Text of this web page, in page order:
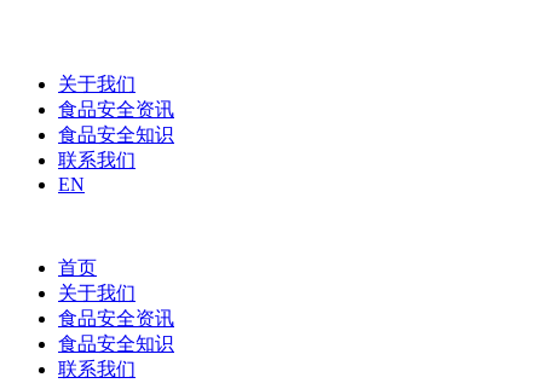
关于我们
食品安全资讯
食品安全知识
联系我们
EN
首页
关于我们
食品安全资讯
食品安全知识
联系我们